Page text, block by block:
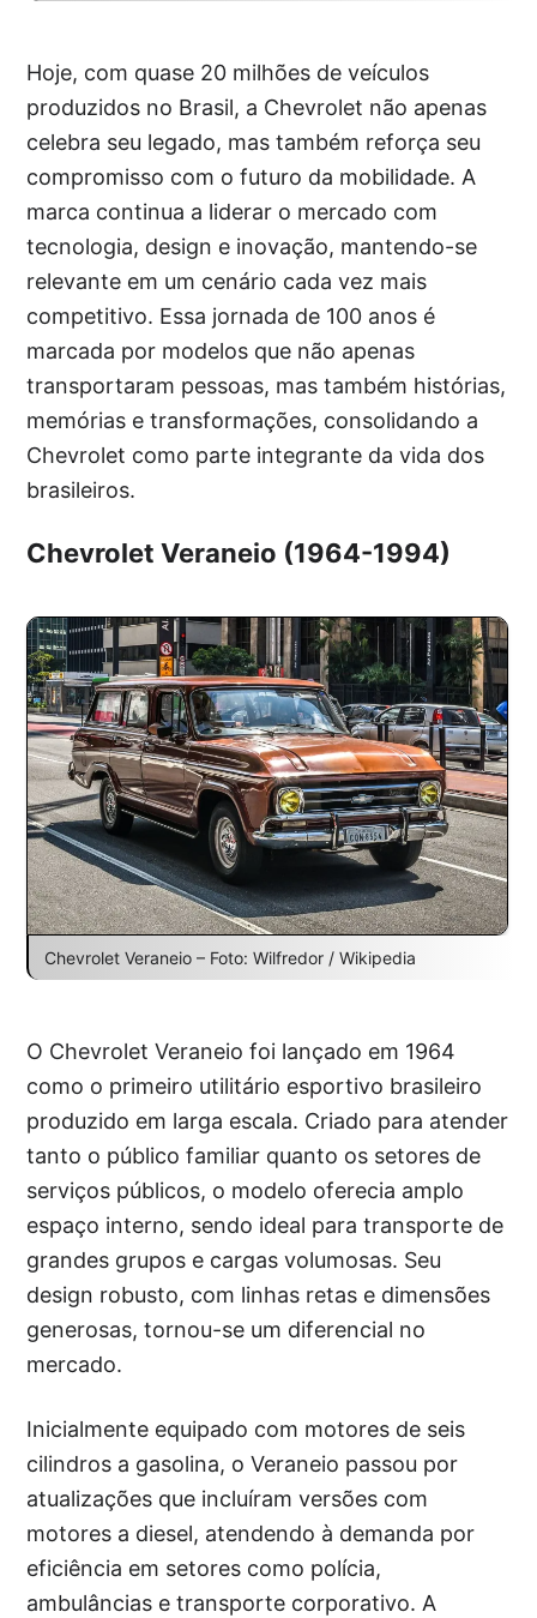
Hoje, com quase 20 milhões de veículos
produzidos no Brasil, a Chevrolet não apenas
celebra seu legado, mas também reforça seu
compromisso com o futuro da mobilidade. A
marca continua a liderar o mercado com
tecnologia, design e inovação, mantendo-se
relevante em um cenário cada vez mais
competitivo. Essa jornada de 100 anos é
marcada por modelos que não apenas
transportaram pessoas, mas também histórias,
memórias e transformações, consolidando a
Chevrolet como parte integrante da vida dos
brasileiros.
Chevrolet Veraneio (1964-1994)
Chevrolet Veraneio – Foto: Wilfredor / Wikipedia
O Chevrolet Veraneio foi lançado em 1964
como o primeiro utilitário esportivo brasileiro
produzido em larga escala. Criado para atender
tanto o público familiar quanto os setores de
serviços públicos, o modelo oferecia amplo
espaço interno, sendo ideal para transporte de
grandes grupos e cargas volumosas. Seu
design robusto, com linhas retas e dimensões
generosas, tornou-se um diferencial no
mercado.
Inicialmente equipado com motores de seis
cilindros a gasolina, o Veraneio passou por
atualizações que incluíram versões com
motores a diesel, atendendo à demanda por
eficiência em setores como polícia,
ambulâncias e transporte corporativo. A